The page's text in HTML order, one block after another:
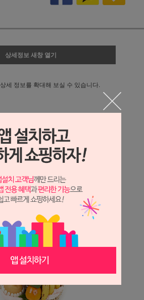
상세정보 새창 열기
상세 정보를 확대해 보실 수 있습니다.